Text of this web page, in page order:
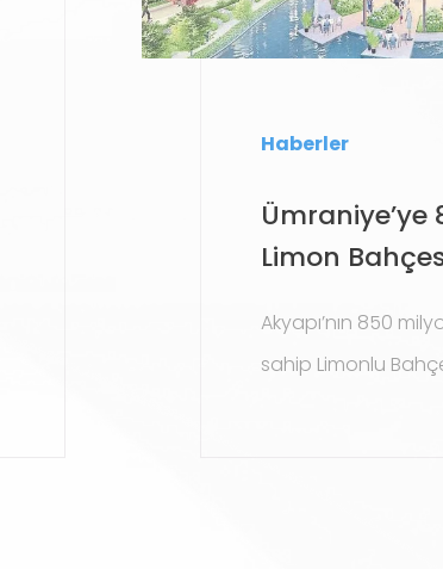
Haberler
Ümraniye’ye
Limon
Akyapı’nın 850
sahip Limonlu